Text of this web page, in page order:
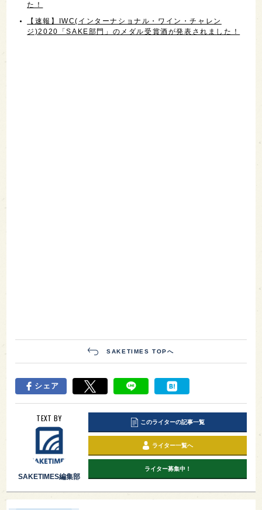
た！
【速報】IWC(インターナショナル・ワイン・チャレン
ジ)2020「SAKE部門」のメダル受賞酒が発表されました！
SAKETIMES TOPへ
シェア
TEXT BY
SAKETIMES編集部
このライターの記事一覧
ライター一覧へ
ライター募集中！